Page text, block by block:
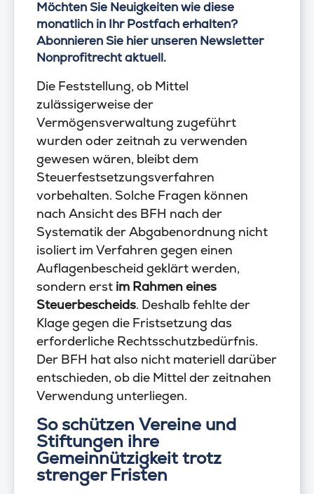
Möchten Sie Neuigkeiten wie diese
monatlich in Ihr Postfach erhalten?
Abonnieren Sie hier unseren Newsletter
Nonprofitrecht aktuell.
Die Feststellung, ob Mittel
zulässigerweise der
Vermögensverwaltung zugeführt
wurden oder zeitnah zu verwenden
gewesen wären, bleibt dem
Steuerfestsetzungsverfahren
vorbehalten. Solche Fragen können
nach Ansicht des BFH nach der
Systematik der Abgabenordnung nicht
isoliert im Verfahren gegen einen
Auflagenbescheid geklärt werden,
sondern erst im Rahmen eines
Steuerbescheids. Deshalb fehlte der
Klage gegen die Fristsetzung das
erforderliche Rechtsschutzbedürfnis.
Der BFH hat also nicht materiell darüber
entschieden, ob die Mittel der zeitnahen
Verwendung unterliegen.
So schützen Vereine und
Stiftungen ihre
Gemeinnützigkeit trotz
strenger Fristen